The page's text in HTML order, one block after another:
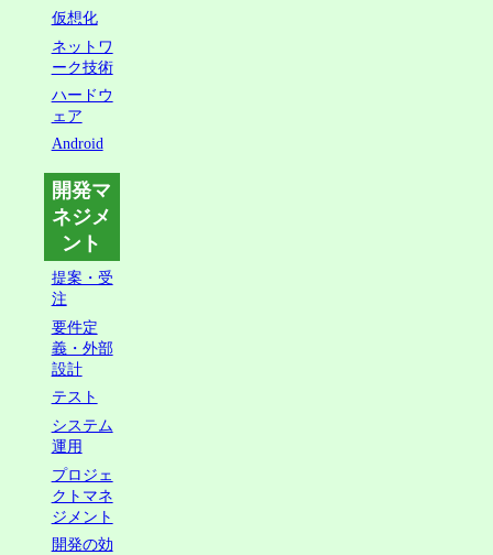
仮想化
ネットワ
ーク技術
ハードウ
ェア
Android
開発マ
ネジメ
ント
提案・受
注
要件定
義・外部
設計
テスト
システム
運用
プロジェ
クトマネ
ジメント
開発の効